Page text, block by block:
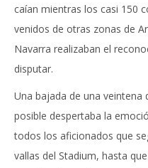
caían mientras los casi 150
venidos de otras zonas de
Navarra realizaban el
disputar.
Una bajada de una veintena
posible despertaba la
todos los aficionados que
vallas del Stadium, hasta